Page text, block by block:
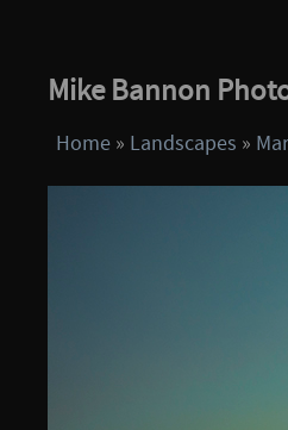
Mike Bannon
Home » Landscapes »